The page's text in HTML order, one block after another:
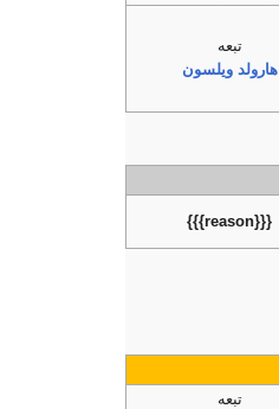
تبعه
هارولد ويلسون
{{{reason}}}
تبعه